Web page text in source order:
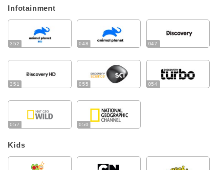
Infotainment
352 048 047
351 055 054
057 050
Kids